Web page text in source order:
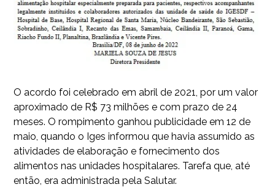
O acordo foi celebrado em abril de 2021, por um valor
aproximado de R$ 73 milhões e com prazo de 24
meses. O rompimento ganhou publicidade em 12 de
maio, quando o Iges informou que havia assumido as
atividades de elaboração e fornecimento dos
alimentos nas unidades hospitalares. Tarefa que, até
então, era administrada pela Salutar.